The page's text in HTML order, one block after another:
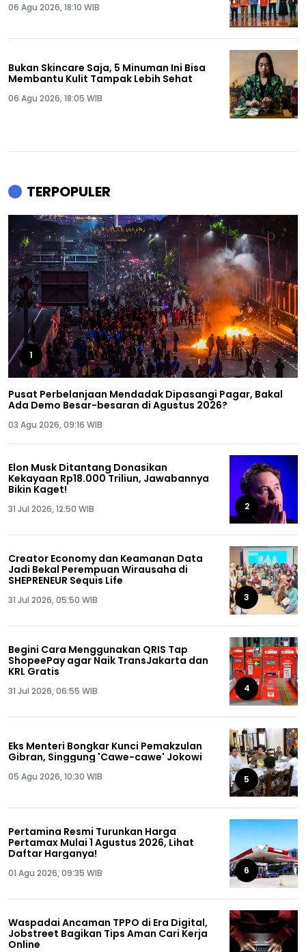
06 Agu 2026, 18:10 WIB
Bukan Skincare Saja, 5 Minuman Ini Bisa
Membantu Kulit Tampak Lebih Sehat
06 Agu 2026, 18:05 WIB
TERPOPULER
1
Pusat Perbelanjaan Mendadak Dipasangi Pagar, Bakal
Ada Demo Besar-besaran di Agustus 2026?
03 Agu 2026, 09:16 WIB
Elon Musk Ditantang Donasikan
Kekayaan Rp18.000 Triliun, Jawabannya
Bikin Kaget!
31 Jul 2026, 12:50 WIB 2
Creator Economy dan Keamanan Data
Jadi Bekal Perempuan Wirausaha di
SHEPRENEUR Sequis Life
31 Jul 2026, 05:50 WIB 3
Begini Cara Menggunakan QRIS Tap
ShopeePay agar Naik TransJakarta dan
KRL Gratis
31 Jul 2026, 06:55 WIB 4
Eks Menteri Bongkar Kunci Pemakzulan
Gibran, Singgung 'Cawe-cawe' Jokowi
05 Agu 2026, 10:30 WIB 5
Pertamina Resmi Turunkan Harga
Pertamax Mulai 1 Agustus 2026, Lihat
Daftar Harganya!
01 Agu 2026, 09:35 WIB 6
Waspadai Ancaman TPPO di Era Digital,
Jobstreet Bagikan Tips Aman Cari Kerja
Online